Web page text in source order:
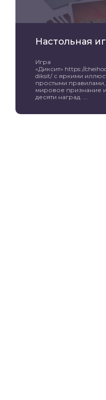
Настольная
Игра
«Диксит» https://
diksit/ с яркими
простыми
мировое признание
десяти наград. ...